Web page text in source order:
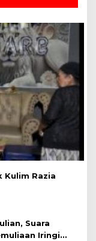
Kulim Razia
Suara
Iringi